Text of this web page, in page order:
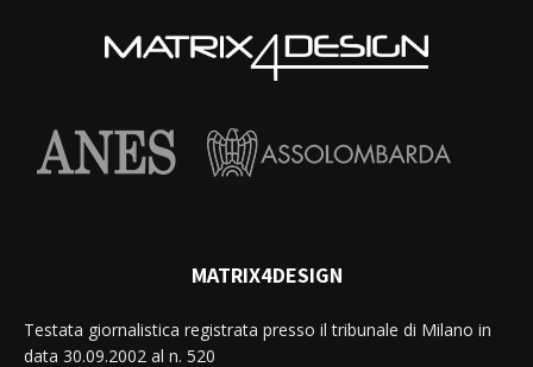
MATRIX4DESIGN
Testata giornalistica registrata presso il tribunale di Milano in
data 30.09.2002 al n. 520